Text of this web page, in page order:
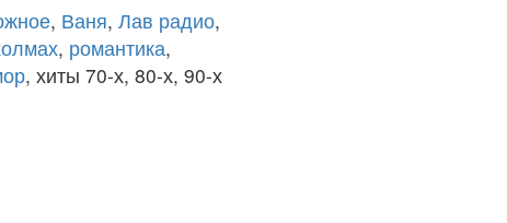
, Ваня, Лав радио,
, романтика,
, хиты 70-х, 80-х, 90-х